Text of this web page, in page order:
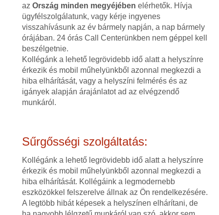
az Ország minden megyéjében elérhetők. Hívja
ügyfélszolgálatunk, vagy kérje ingyenes
visszahívásunk az év bármely napján, a nap bármely
órájában. 24 órás Call Centerünkben nem géppel kell
beszélgetnie.
Kollégánk a lehető legrövidebb idő alatt a helyszínre
érkezik és mobil műhelyünkből azonnal megkezdi a
hiba elhárítását, vagy a helyszíni felmérés és az
igányek alapján árajánlatot ad az elvégzendő
munkáról.
Sűrgősségi szolgáltatás:
Kollégánk a lehető legrövidebb idő alatt a helyszínre
érkezik és mobil műhelyünkből azonnal megkezdi a
hiba elhárítását. Kollégáink a legmodernebb
eszközökkel felszerelve állnak az Ön rendelkezésére.
A legtöbb hibát képesek a helyszínen elhárítani, de